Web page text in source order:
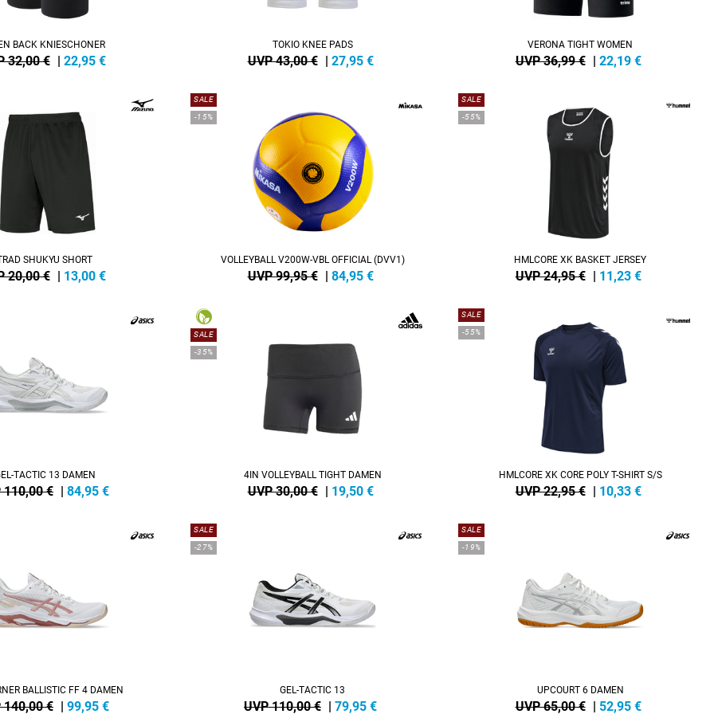
BACK KNIESCHONER
32,00 € | 22,95 €
TOKIO KNEE PADS
UVP 43,00 € | 27,95 €
VERONA TIGHT WOMEN
UVP 36,99 € | 22,19 €
SHUKYU SHORT
20,00 € | 13,00 €
SALE
-15%
VOLLEYBALL V200W-VBL OFFICIAL (DVV1)
UVP 99,95 € | 84,95 €
SALE
-55%
HMLCORE XK BASKET JERSEY
UVP 24,95 € | 11,23 €
TACTIC 13 DAMEN
110,00 € | 84,95 €
SALE
-35%
4IN VOLLEYBALL TIGHT DAMEN
UVP 30,00 € | 19,50 €
SALE
-55%
HMLCORE XK CORE POLY T-SHIRT S/S
UVP 22,95 € | 10,33 €
BALLISTIC FF 4 DAMEN
140,00 € | 99,95 €
SALE
-27%
GEL-TACTIC 13
UVP 110,00 € | 79,95 €
SALE
-19%
UPCOURT 6 DAMEN
UVP 65,00 € | 52,95 €